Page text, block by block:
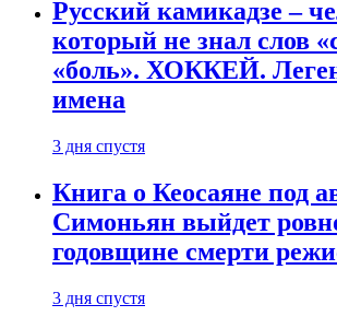
Русский камикадзе –
который не знал слов
«боль». ХОККЕЙ.
имена
3 дня спустя
Книга о Кеосаяне под
Симоньян выйдет
годовщине смерти
3 дня спустя